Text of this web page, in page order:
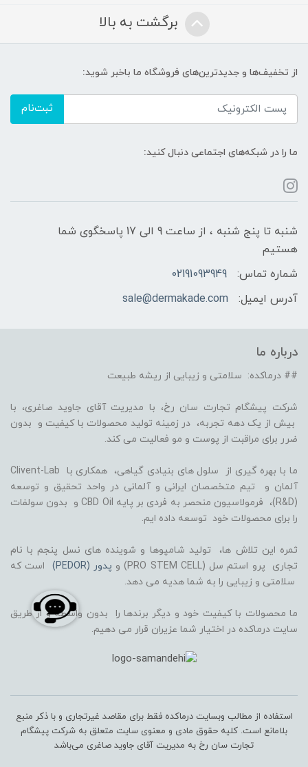
برگشت به بالا
از تخفیف‌ها و جدیدترین‌های فروشگاه ما باخبر شوید:
ثبت‌نام
ما را در شبکه‌های اجتماعی دنبال کنید:
شنبه تا پنج شنبه ، از ساعت 9 الی 17 پاسخگوی شما
هستیم
شماره تماس:
02191093949
آدرس ایمیل:
sale@dermakade.com
درباره ما
## درماکده: سلامتی و زیبایی از ریشه طبیعت
شرکت پیشگام تجارت سان رخ، با مدیریت آقای جاوید صاغری، با
بیش از یک دهه تجربه، در زمینه تولید محصولات با کیفیت و بدون
ضرر برای مراقبت از پوست و مو فعالیت می کند.
ما با بهره گیری از سلول های بنیادی گیاهی، همکاری با Clivent-Lab
آلمان و تیم متخصصان ایرانی و آلمانی در واحد تحقیق و توسعه
(R&D)، فرمولاسیون منحصر به فردی بر پایه CBD Oil و بدون سولفات
را برای محصولات خود توسعه داده ایم.
ثمره این تلاش ها، تولید شامپوها و شوینده های نسل پنجم با نام
تجاری پرو استم سل (PRO STEM CELL) و
پدور (PEDOR)
است که
سلامتی و زیبایی را به شما هدیه می دهد.
ما محصولات با کیفیت خود و دیگر برندها را بدون واسطه و از طریق
سایت درماکده در اختیار شما عزیران قرار می دهیم.
استفاده از مطالب وبسایت درماکده فقط برای مقاصد غیرتجاری و با ذکر منبع
بلامانع است. کلیه حقوق مادی و معنوی سایت متعلق به شرکت پیشگام
تجارت سان رخ به مدیریت آقای جاوید صاغری می‌باشد